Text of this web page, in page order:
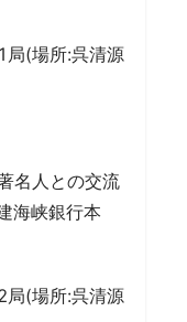
局(場所:呉清源
名人との交流
海峡銀行本
局(場所:呉清源